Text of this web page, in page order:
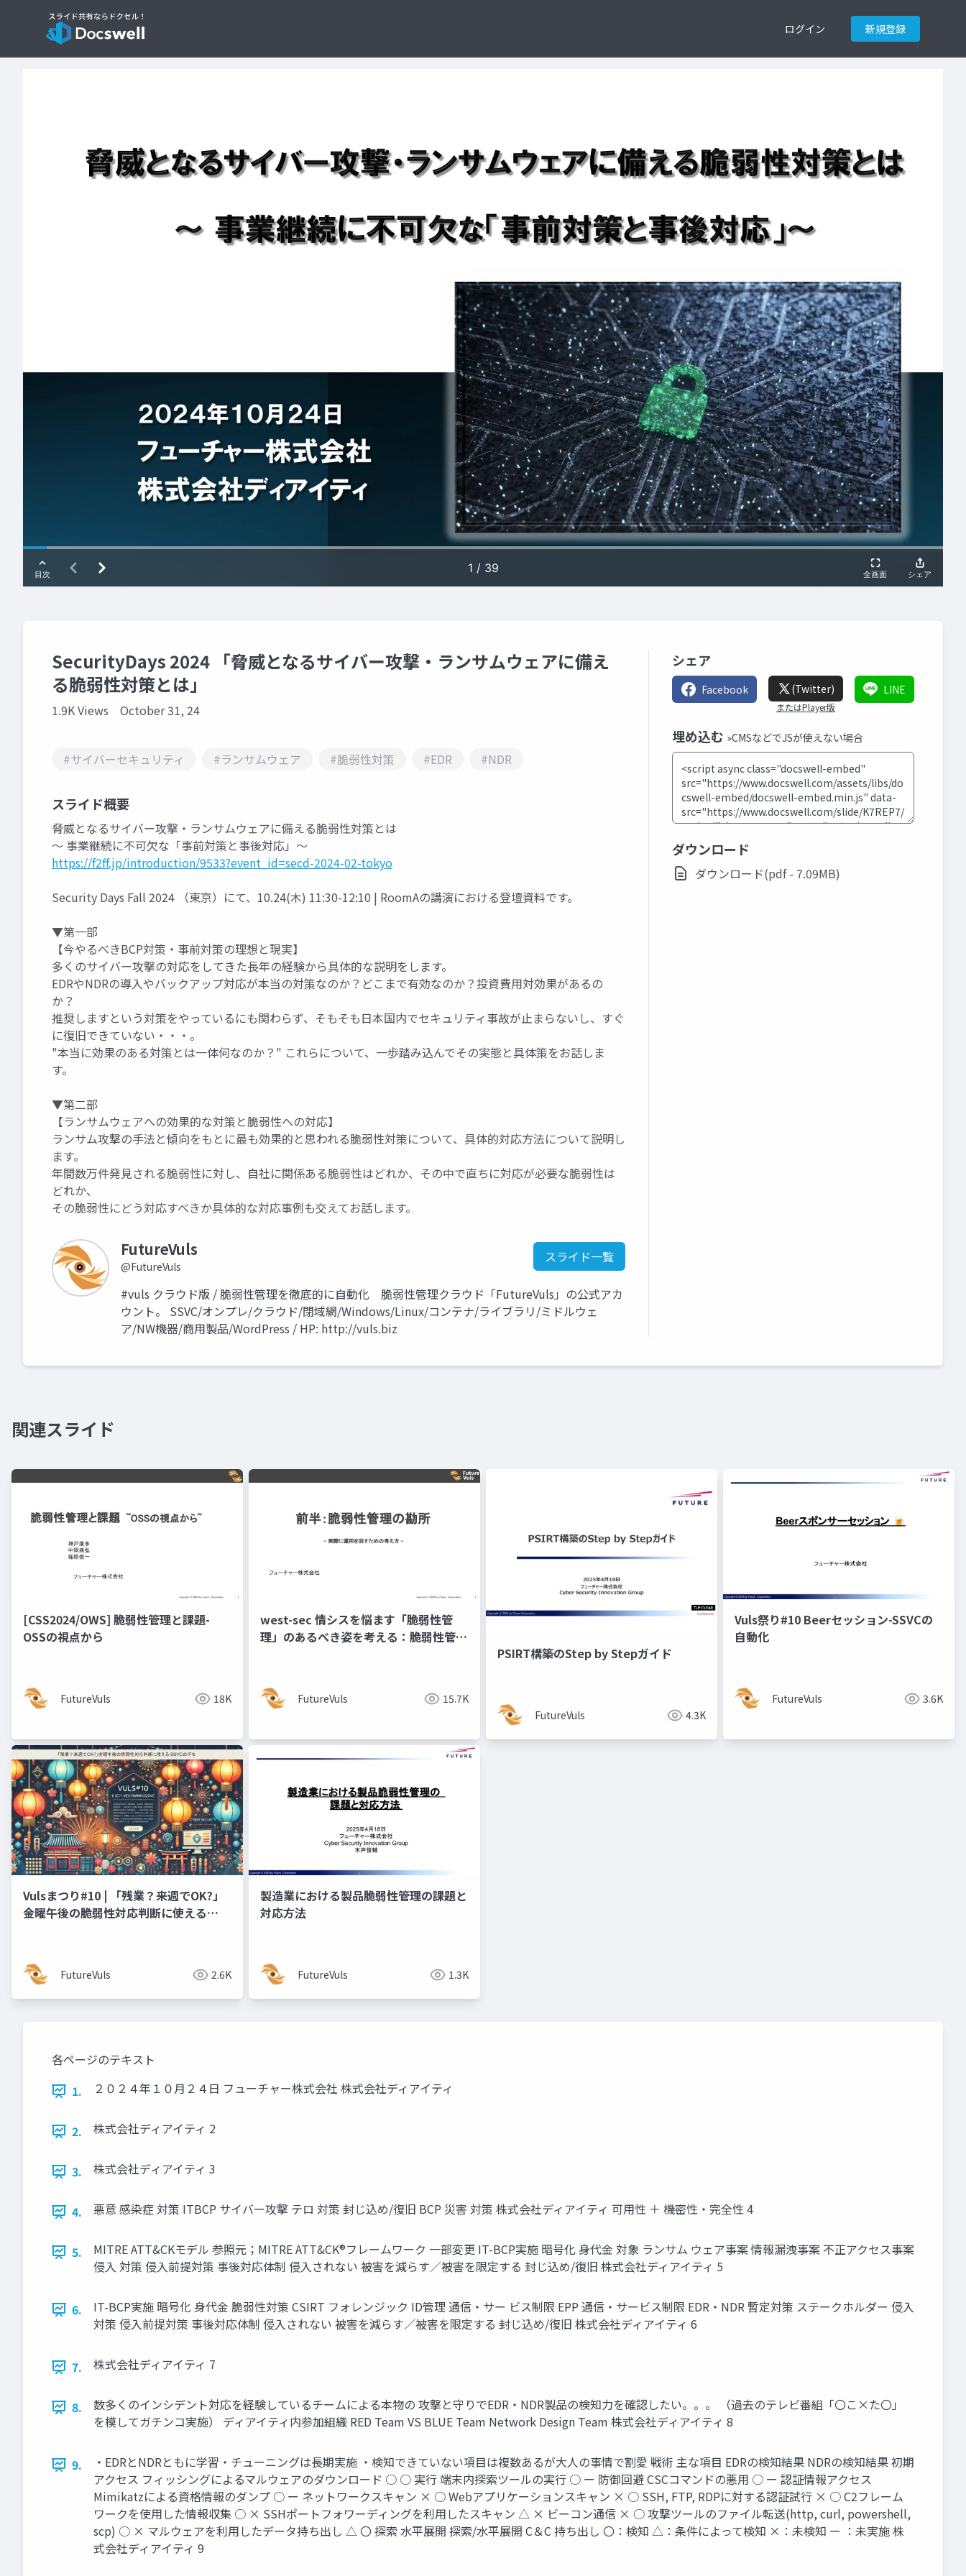
ログイン 新規登録
SecurityDays 2024 「脅威となるサイバー攻撃・ランサムウェアに備え
る脆弱性対策とは」
1.9K Views October 31, 24
#サイバーセキュリティ #ランサムウェア #脆弱性対策 #EDR #NDR
スライド概要
脅威となるサイバー攻撃・ランサムウェアに備える脆弱性対策とは
～ 事業継続に不可欠な「事前対策と事後対応」～
https://f2ff.jp/introduction/9533?event_id=secd-2024-02-tokyo
Security Days Fall 2024 （東京）にて、10.24(木) 11:30-12:10 | RoomAの講演における登壇資料です。
▼第一部
【今やるべきBCP対策・事前対策の理想と現実】
多くのサイバー攻撃の対応をしてきた長年の経験から具体的な説明をします。
EDRやNDRの導入やバックアップ対応が本当の対策なのか？どこまで有効なのか？投資費用対効果があるの
か？
推奨しますという対策をやっているにも関わらず、そもそも日本国内でセキュリティ事故が止まらないし、すぐ
に復旧できていない・・・。
"本当に効果のある対策とは一体何なのか？" これらについて、一歩踏み込んでその実態と具体策をお話しま
す。
▼第二部
【ランサムウェアへの効果的な対策と脆弱性への対応】
ランサム攻撃の手法と傾向をもとに最も効果的と思われる脆弱性対策について、具体的対応方法について説明し
ます。
年間数万件発見される脆弱性に対し、自社に関係ある脆弱性はどれか、その中で直ちに対応が必要な脆弱性は
どれか、
その脆弱性にどう対応すべきか具体的な対応事例も交えてお話します。
FutureVuls
@FutureVuls
スライド一覧
#vuls クラウド版 / 脆弱性管理を徹底的に自動化 脆弱性管理クラウド「FutureVuls」の公式アカ
ウント。 SSVC/オンプレ/クラウド/閉域網/Windows/Linux/コンテナ/ライブラリ/ミドルウェ
ア/NW機器/商用製品/WordPress / HP: http://vuls.biz
シェア
Facebook (Twitter)
またはPlayer版
LINE
埋め込む »CMSなどでJSが使えない場合
ダウンロード
ダウンロード(pdf - 7.09MB)
関連スライド
[CSS2024/OWS] 脆弱性管理と課題-
OSSの視点から
FutureVuls 18K
west-sec 情シスを悩ます「脆弱性管
理」のあるべき姿を考える：脆弱性管理
FutureVuls 15.7K
PSIRT構築のStep by Stepガイド
FutureVuls 4.3K
Vuls祭り#10 Beerセッション-SSVCの
自動化
FutureVuls 3.6K
Vulsまつり#10 | 「残業？来週でOK?」
金曜午後の脆弱性対応判断に使える
FutureVuls 2.6K
製造業における製品脆弱性管理の課題と
対応方法
FutureVuls 1.3K
各ページのテキスト
1.
２０２４年１０月２４日 フューチャー株式会社 株式会社ディアイティ
2. 株式会社ディアイティ 2
3. 株式会社ディアイティ 3
4. 悪意 感染症 対策 ITBCP サイバー攻撃 テロ 対策 封じ込め/復旧 BCP 災害 対策 株式会社ディアイティ 可用性 ＋ 機密性・完全性 4
5.
MITRE ATT&CKモデル 参照元；MITRE ATT&CK®フレームワーク 一部変更 IT-BCP実施 暗号化 身代金 対象 ランサム ウェア事案 情報漏洩事案 不正アクセス事案
侵入 対策 侵入前提対策 事後対応体制 侵入されない 被害を減らす／被害を限定する 封じ込め/復旧 株式会社ディアイティ 5
6.
IT-BCP実施 暗号化 身代金 脆弱性対策 CSIRT フォレンジック ID管理 通信・サー ビス制限 EPP 通信・サービス制限 EDR・NDR 暫定対策 ステークホルダー 侵入
対策 侵入前提対策 事後対応体制 侵入されない 被害を減らす／被害を限定する 封じ込め/復旧 株式会社ディアイティ 6
7. 株式会社ディアイティ 7
8.
数多くのインシデント対応を経験しているチームによる本物の 攻撃と守りでEDR・NDR製品の検知力を確認したい。。。 （過去のテレビ番組「〇こ×た〇」
を模してガチンコ実施） ディアイティ内参加組織 RED Team VS BLUE Team Network Design Team 株式会社ディアイティ 8
9.
・EDRとNDRともに学習・チューニングは長期実施 ・検知できていない項目は複数あるが大人の事情で割愛 戦術 主な項目 EDRの検知結果 NDRの検知結果 初期
アクセス フィッシングによるマルウェアのダウンロード ○ ○ 実行 端末内探索ツールの実行 ○ ー 防御回避 CSCコマンドの悪用 ○ ー 認証情報アクセス
Mimikatzによる資格情報のダンプ ○ ー ネットワークスキャン × ○ Webアプリケーションスキャン × ○ SSH, FTP, RDPに対する認証試行 × ○ C2フレーム
ワークを使用した情報収集 ○ × SSHポートフォワーディングを利用したスキャン △ × ビーコン通信 × ○ 攻撃ツールのファイル転送(http, curl, powershell,
scp) ○ × マルウェアを利用したデータ持ち出し △ 〇 探索 水平展開 探索/水平展開 C＆C 持ち出し 〇：検知 △：条件によって検知 ×：未検知 ー ：未実施 株
式会社ディアイティ 9